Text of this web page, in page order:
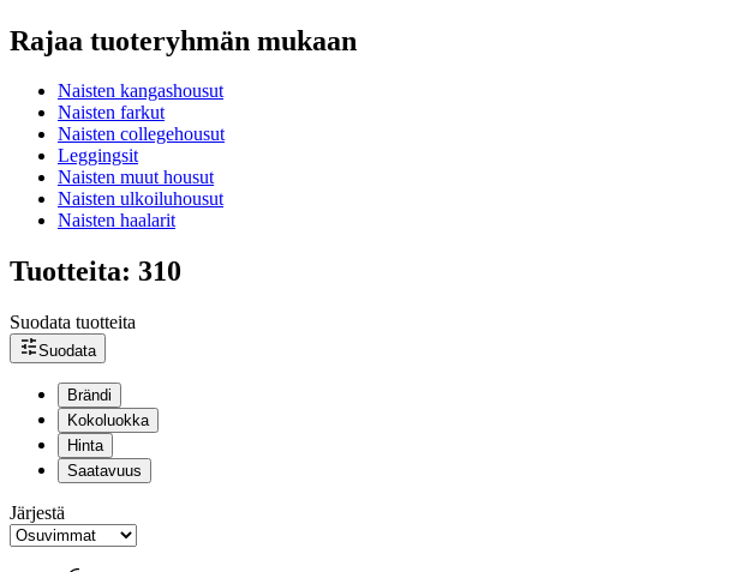
Rajaa tuoteryhmän mukaan
Naisten kangashousut
Naisten farkut
Naisten collegehousut
Leggingsit
Naisten muut housut
Naisten ulkoiluhousut
Naisten haalarit
Tuotteita: 310
Suodata tuotteita
Suodata
Brändi
Kokoluokka
Hinta
Saatavuus
Järjestä